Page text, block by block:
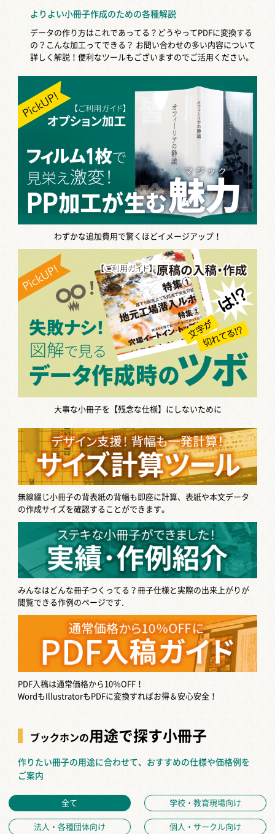
よりよい小冊子作成のための各種解説
データの作り方はこれであってる？どうやってPDFに変換する
の？こんな加工ってできる？ お問い合わせの多い内容について
詳しく解説！便利なツールもございますのでご活用ください。
わずかな追加費用で驚くほどイメージアップ！
大事な小冊子を【残念な仕様】にしないために
無線綴じ小冊子の背表紙の背幅も即座に計算、表紙や本文データ
の作成サイズを確認することができます。
みんなはどんな冊子つくってる？冊子仕様と実際の出来上がりが
閲覧できる作例のページです.
PDF入稿は通常価格から10％OFF！
WordもIllustratorもPDFに変換すればお得＆安心安全！
ブックホンの用途で探す小冊子
作りたい冊子の用途に合わせて、おすすめの仕様や価格例を
ご案内
全て 学校・教育現場向け
法人・各種団体向け 個人・サークル向け